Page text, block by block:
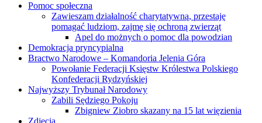
Pomoc społeczna
Zawieszam działalność charytatywną, przestaję
pomagać ludziom, zajmę się ochroną zwierząt
Apel do możnych o pomoc dla powodzian
Demokracja pryncypialna
Bractwo Narodowe – Komandoria Jelenia Góra
Powołanie Federacji Księstw Królestwa Polskiego
Konfederacji Rydzyńskiej
Najwyższy Trybunał Narodowy
Zabili Sędziego Pokoju
Zbigniew Ziobro skazany na 15 lat więzienia